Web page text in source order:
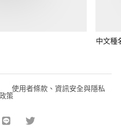
中文種
使用者條款、資訊安全與隱私
策